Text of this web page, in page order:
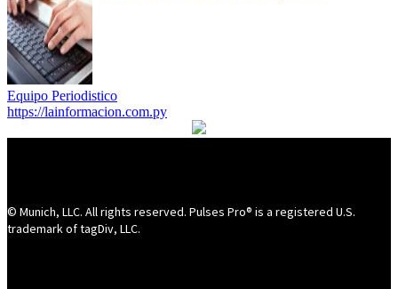
Equipo Periodistico
https://lainformacion.com.py
© Munich, LLC. All rights reserved. Pulses Pro® is a registered U.S.
trademark of tagDiv, LLC.